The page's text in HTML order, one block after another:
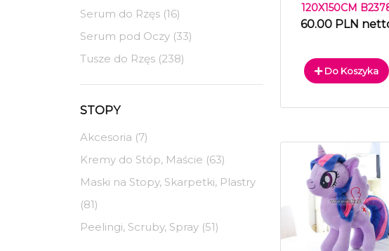
Serum do Rzęs (16)
Serum pod Oczy (33)
Tusze do Rzęs (238)
STOPY
Akcesoria (7)
Kremy do Stóp, Maście (63)
Maski na Stopy, Skarpetki, Plastry
(81)
Peelingi, Scruby, Spray (51)
120X150CM
60.00 PLN
Do Koszyka